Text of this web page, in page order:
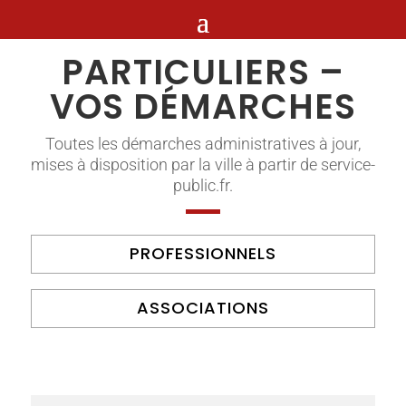
PARTICULIERS –
VOS DÉMARCHES
Toutes les démarches administratives à jour,
mises à disposition par la ville à partir de service-
public.fr.
PROFESSIONNELS
ASSOCIATIONS